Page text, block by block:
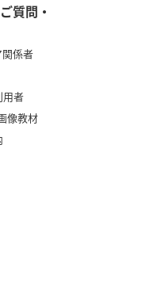
質問・
関係者
用者
像教材